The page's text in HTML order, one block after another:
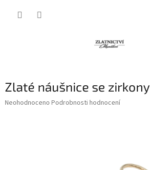
Zlaté náušnice se zirkony
Průměrné
Neohodnoceno Podrobnosti hodnocení